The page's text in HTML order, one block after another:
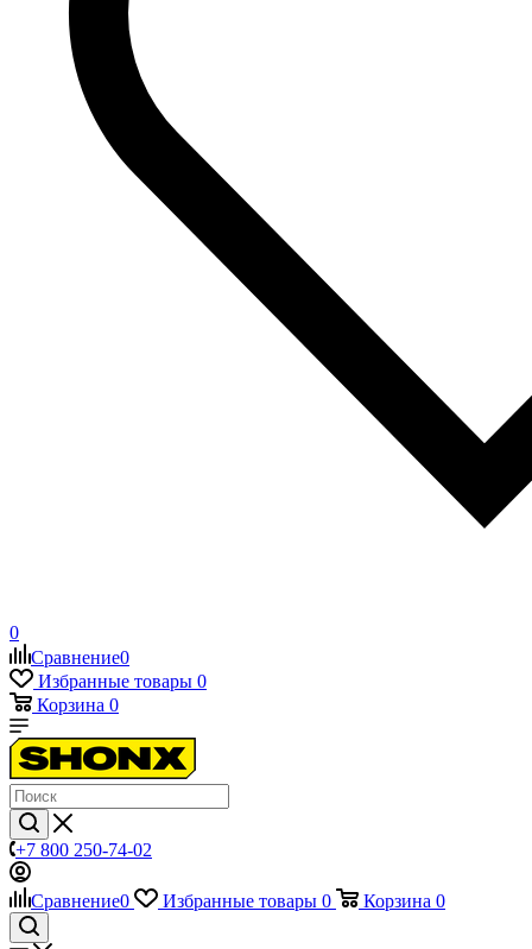
0
Сравнение0
Избранные товары 0
Корзина 0
+7 800 250-74-02
Сравнение0 Избранные товары 0 Корзина 0